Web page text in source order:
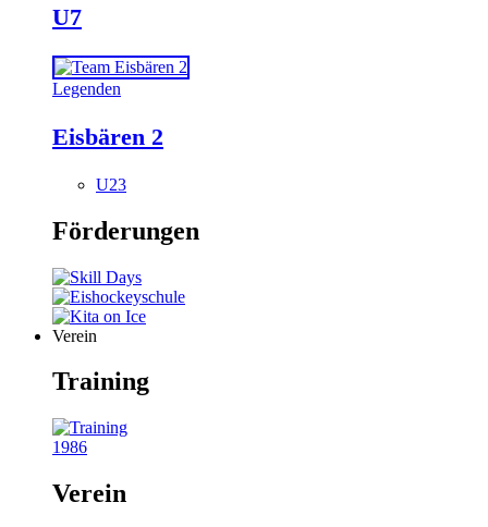
U7
Legenden
Eisbären 2
U23
Förderungen
Verein
Training
1986
Verein